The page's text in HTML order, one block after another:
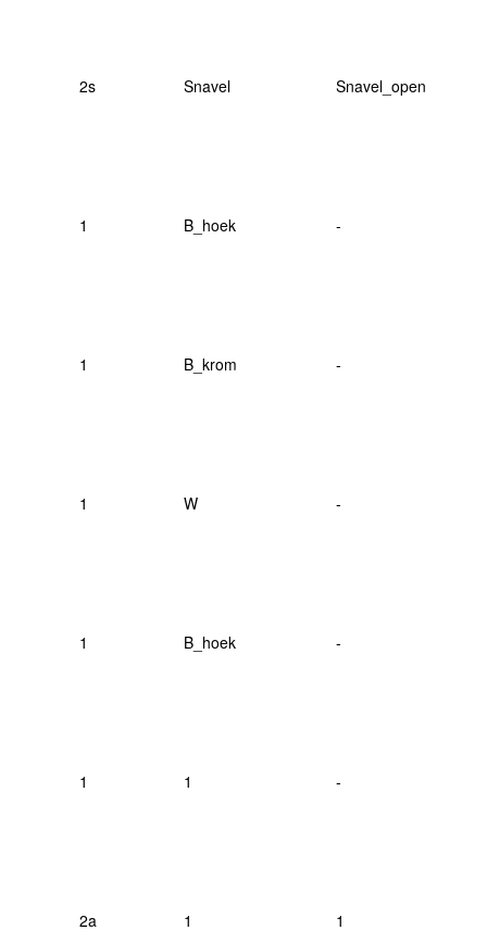
2s Snavel Snavel_open
1 B_hoek -
1 B_krom -
1 W -
1 B_hoek -
1 1 -
2a 1 1